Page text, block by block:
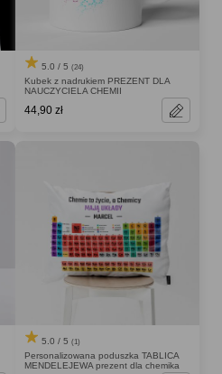
5.0 / 5 (24)
Kubek z nadrukiem PREZENT DLA
NAUCZYCIELA CHEMII
44,90 zł
5.0 / 5 (1)
Personalizowana poduszka TABLICA
MENDELEJEWA prezent dla chemika